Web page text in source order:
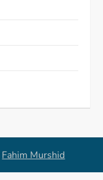
Fahim Murshid